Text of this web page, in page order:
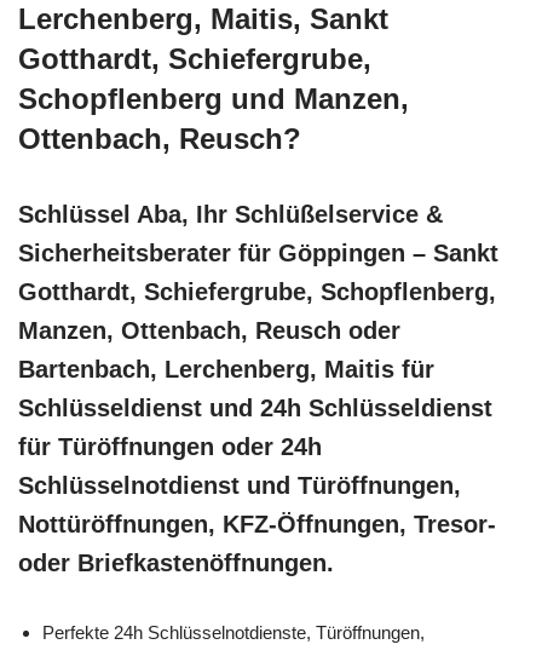
Lerchenberg, Maitis, Sankt
Gotthardt, Schiefergrube,
Schopflenberg und Manzen,
Ottenbach, Reusch?
Schlüssel Aba, Ihr Schlüßelservice &
Sicherheitsberater für Göppingen – Sankt
Gotthardt, Schiefergrube, Schopflenberg,
Manzen, Ottenbach, Reusch oder
Bartenbach, Lerchenberg, Maitis für
Schlüsseldienst und 24h Schlüsseldienst
für Türöffnungen oder 24h
Schlüsselnotdienst und Türöffnungen,
Nottüröffnungen, KFZ-Öffnungen, Tresor-
oder Briefkastenöffnungen.
Perfekte 24h Schlüsselnotdienste, Türöffnungen,